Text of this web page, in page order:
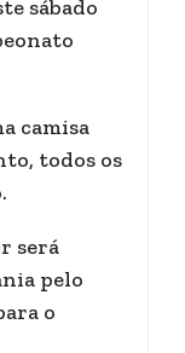
sábado
camisa
todos os
será
pelo
o